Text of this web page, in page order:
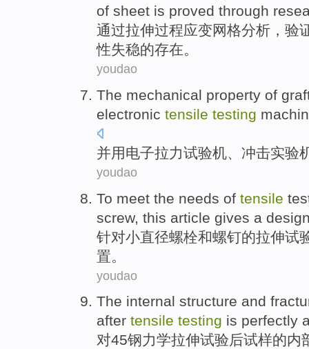
of sheet is proved through
通过拉伸过程应变网格分析 ， 验
性失稳的存在。
youdao
The mechanical property of
electronic tensile testing
并用电子拉力试验机、 冲击实验
youdao
To meet the needs of tensile
screw, this article gives a
针对小直径螺栓和螺钉的拉伸试
置 。
youdao
The internal structure and
after tensile testing is perfectly
对45钢力学拉伸试验后试样的内